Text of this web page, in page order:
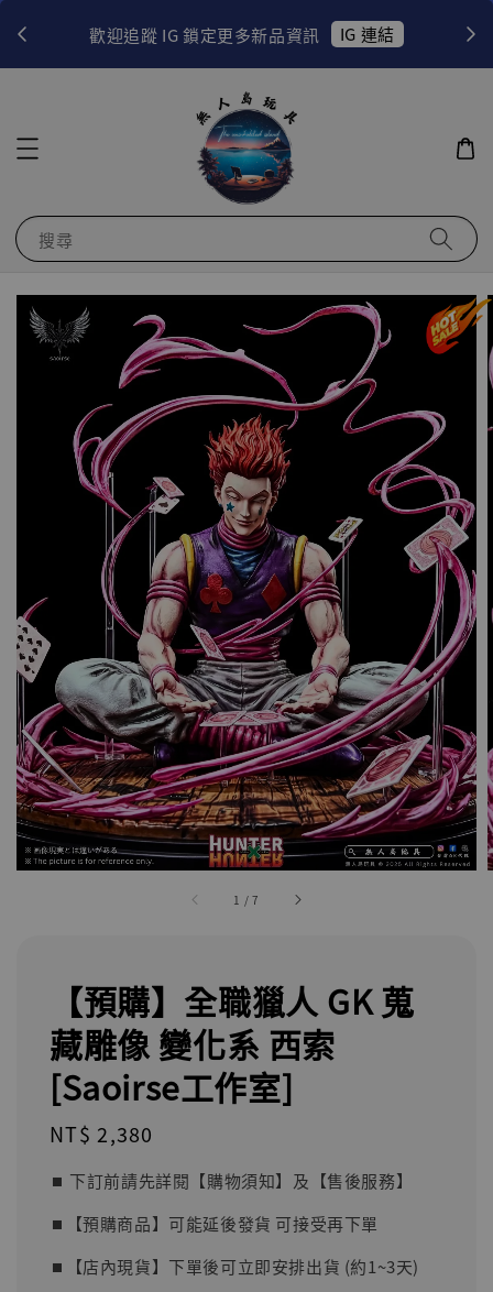
歡迎追蹤 IG 鎖定更多新品資訊 IG 連結
搜尋
1 /7
【預購】全職獵人 GK 蒐
藏雕像 變化系 西索
[Saoirse工作室]
Regular
NT$ 2,380
⏹︎ 下訂前請先詳閱【購物須知】及【售後服務】
⏹︎【預購商品】可能延後發貨 可接受再下單
⏹︎【店內現貨】下單後可立即安排出貨 (約1~3天)